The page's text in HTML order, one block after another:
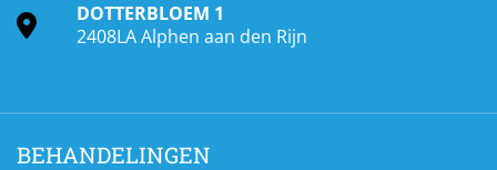
DOTTERBLOEM 1
2408LA Alphen aan den Rijn
BEHANDELINGEN